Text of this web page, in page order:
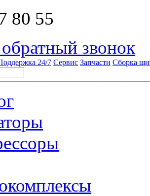
80 55
обратный звонок
24/7 Сервис Запчасти Сборка